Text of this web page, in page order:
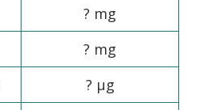
? mg
? mg
? µg